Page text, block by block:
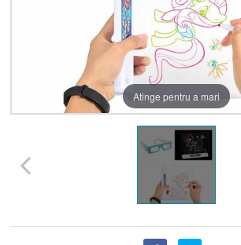
Atinge pentru a mari